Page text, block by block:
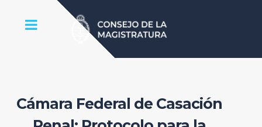
Cámara Federal de Casación